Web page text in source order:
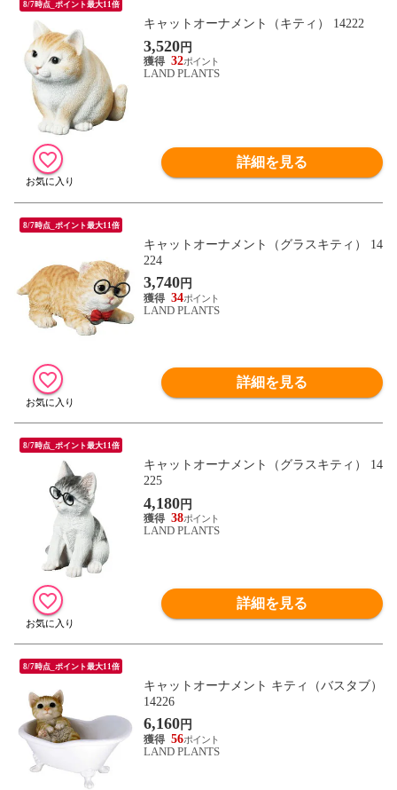
8/7時点_ポイント最大11倍
キャットオーナメント（キティ） 14222
3,520円
32
LAND PLANTS
詳細を見る
8/7時点_ポイント最大11倍
キャットオーナメント（グラスキティ） 14
224
3,740円
34
LAND PLANTS
詳細を見る
8/7時点_ポイント最大11倍
キャットオーナメント（グラスキティ） 14
225
4,180円
38
LAND PLANTS
詳細を見る
8/7時点_ポイント最大11倍
キャットオーナメント キティ（バスタブ）
14226
6,160円
56
LAND PLANTS